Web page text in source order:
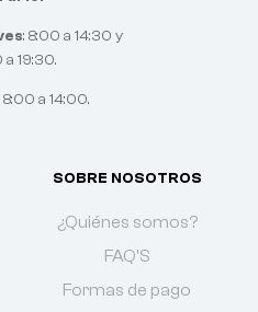
: 8:00 a 14:30 y
a 19:30.
8:00 a 14:00.
SOBRE NOSOTROS
¿Quiénes somos?
FAQ'S
Formas de pago